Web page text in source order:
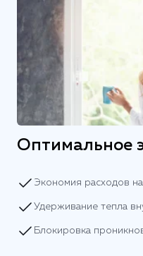
Оптимальное
Экономия расходов
Удерживание тепла
Блокировка